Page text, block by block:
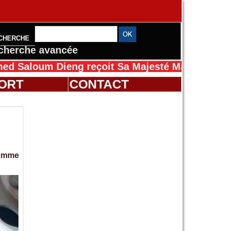
avancée
Dieng reçoit Sa Majesté Mansah Cissé au
CONTACT